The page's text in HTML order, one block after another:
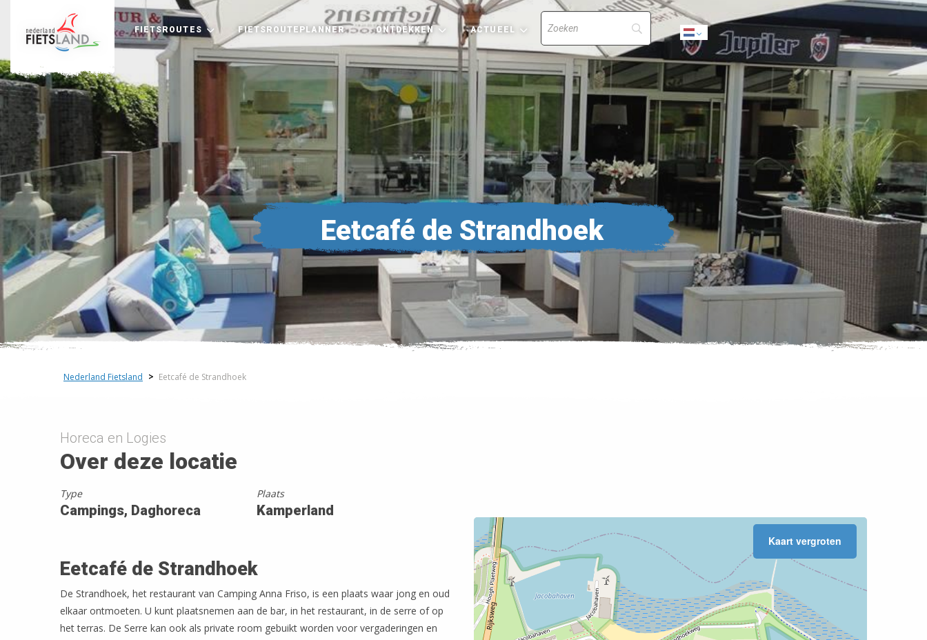
FIETSROUTES FIETSROUTEPLANNER ONTDEKKEN ACTUEEL
Dutch
Eetcafé de Strandhoek
Nederland Fietsland > Eetcafé de Strandhoek
Horeca en Logies
Over deze locatie
Type
Campings, Daghoreca
Plaats
Kamperland
Eetcafé de Strandhoek
De Strandhoek, het restaurant van Camping Anna Friso, is een plaats waar jong en oud
elkaar ontmoeten. U kunt plaatsnemen aan de bar, in het restaurant, in de serre of op
het terras. De Serre kan ook als private room gebuikt worden voor vergaderingen en
Kaart vergroten
+